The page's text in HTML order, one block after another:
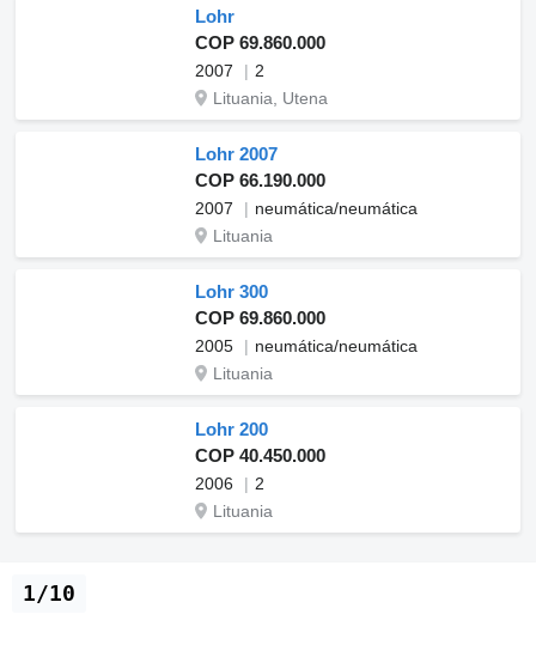
Lohr
COP 69.860.000
2007
2
Lituania, Utena
Lohr 2007
COP 66.190.000
2007
neumática/neumática
Lituania
Lohr 300
COP 69.860.000
2005
neumática/neumática
Lituania
Lohr 200
COP 40.450.000
2006
2
Lituania
1/10